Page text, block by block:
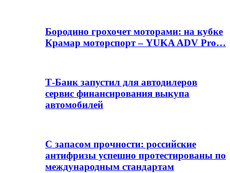
Бородино грохочет моторами: на кубке
Крамар моторспорт – YUKA ADV Pro…
Т-Банк запустил для автодилеров
сервис финансирования выкупа
автомобилей
С запасом прочности: российские
антифризы успешно протестированы по
международным стандартам